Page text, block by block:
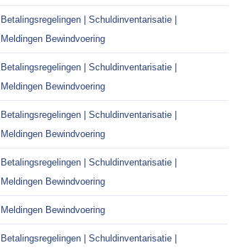
Betalingsregelingen | Schuldinventarisatie |
Meldingen Bewindvoering
Betalingsregelingen | Schuldinventarisatie |
Meldingen Bewindvoering
Betalingsregelingen | Schuldinventarisatie |
Meldingen Bewindvoering
Betalingsregelingen | Schuldinventarisatie |
Meldingen Bewindvoering
Meldingen Bewindvoering
Betalingsregelingen | Schuldinventarisatie |